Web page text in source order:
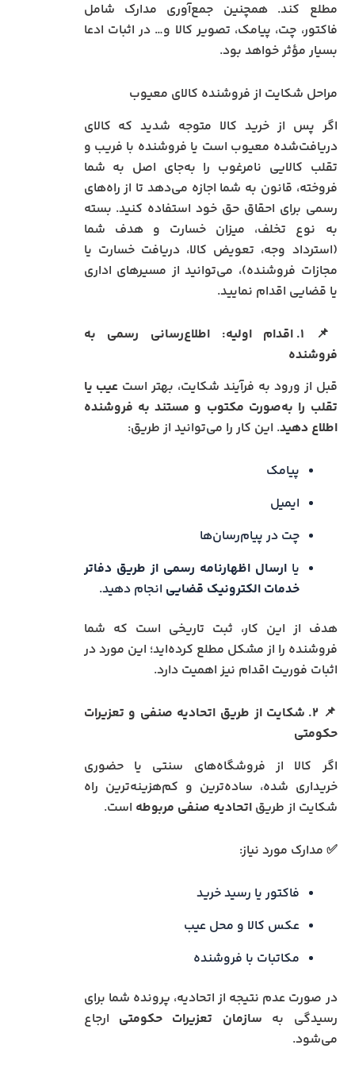
مطلع کند. همچنین جمع‌آوری مدارک شامل
فاکتور، چت، پیامک، تصویر کالا و… در اثبات ادعا
بسیار مؤثر خواهد بود.
مراحل شکایت از فروشنده کالای معیوب
اگر پس از خرید کالا متوجه شدید که کالای
دریافت‌شده معیوب است یا فروشنده با فریب و
تقلب کالایی نامرغوب را به‌جای اصل به شما
فروخته، قانون به شما اجازه می‌دهد تا از راه‌های
رسمی برای احقاق حق خود استفاده کنید. بسته
به نوع تخلف، میزان خسارت و هدف شما
(استرداد وجه، تعویض کالا، دریافت خسارت یا
مجازات فروشنده)، می‌توانید از مسیرهای اداری
یا قضایی اقدام نمایید.
📌
۱. اقدام اولیه: اطلاع‌رسانی رسمی به
فروشنده
قبل از ورود به فرآیند شکایت، بهتر است عیب یا
تقلب را به‌صورت مکتوب و مستند به فروشنده
اطلاع دهید. این کار را می‌توانید از طریق:
پیامک
ایمیل
چت در پیام‌رسان‌ها
یاارسال اظهارنامه رسمی از طریق دفاتر
خدمات الکترونیک قضایی انجام دهید.
هدف از این کار، ثبت تاریخی است که شما
فروشنده را از مشکل مطلع کرده‌اید؛ این مورد در
اثبات فوریت اقدام نیز اهمیت دارد.
📌
۲. شکایت از طریق اتحادیه صنفی و تعزیرات
حکومتی
اگر کالا از فروشگاه‌های سنتی یا حضوری
خریداری شده، ساده‌ترین و کم‌هزینه‌ترین راه
شکایت از طریقاتحادیه صنفی مربوطه است.
✅ مدارک مورد نیاز:
فاکتور یا رسید خرید
عکس کالا و محل عیب
مکاتبات با فروشنده
در صورت عدم نتیجه از اتحادیه، پرونده شما برای
رسیدگی به سازمان تعزیرات حکومتی ارجاع
می‌شود.